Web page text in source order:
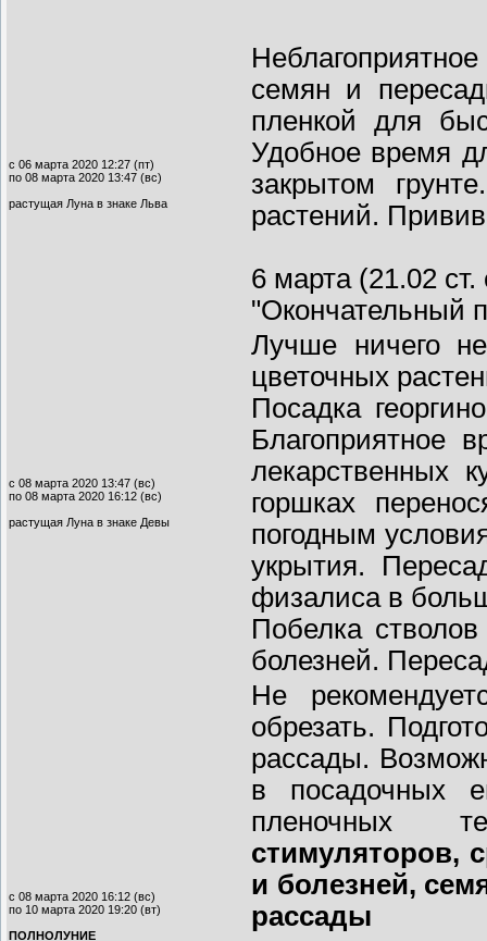
с 06 марта 2020 12:27 (пт)
по 08 марта 2020 13:47 (вс)
растущая Луна в знаке Льва
семян и
пленкой для
Удобное время
закрытом
растений.
6 марта (21.02
"Окончательный
с 08 марта 2020 13:47 (вс)
по 08 марта 2020 16:12 (вс)
растущая Луна в знаке Девы
Лучше ничего
цветочных
Посадка
Благоприятное
лекарственных
горшках
погодным
укрытия.
физалиса в
Побелка
болезней.
с 08 марта 2020 16:12 (вс)
по 10 марта 2020 19:20 (вт)
ПОЛНОЛУНИЕ
Не
обрезать.
рассады.
в посадочных
пленочных
стимуляторов,
и болезней,
рассады